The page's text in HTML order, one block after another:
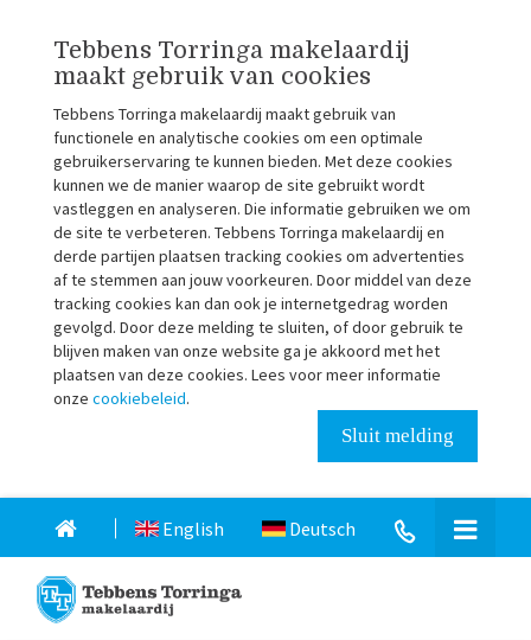
Tebbens Torringa makelaardij
maakt gebruik van cookies
Tebbens Torringa makelaardij maakt gebruik van
functionele en analytische cookies om een optimale
gebruikerservaring te kunnen bieden. Met deze cookies
kunnen we de manier waarop de site gebruikt wordt
vastleggen en analyseren. Die informatie gebruiken we om
de site te verbeteren. Tebbens Torringa makelaardij en
derde partijen plaatsen tracking cookies om advertenties
af te stemmen aan jouw voorkeuren. Door middel van deze
tracking cookies kan dan ook je internetgedrag worden
gevolgd. Door deze melding te sluiten, of door gebruik te
blijven maken van onze website ga je akkoord met het
plaatsen van deze cookies. Lees voor meer informatie
onze cookiebeleid.
Sluit melding
English Deutsch